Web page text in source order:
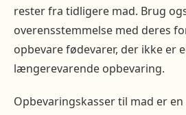
rester fra tidligere mad. Brug
overensstemmelse med deres
opbevare fødevarer, der ikke er
længerevarende opbevaring.
Opbevaringskasser til mad er